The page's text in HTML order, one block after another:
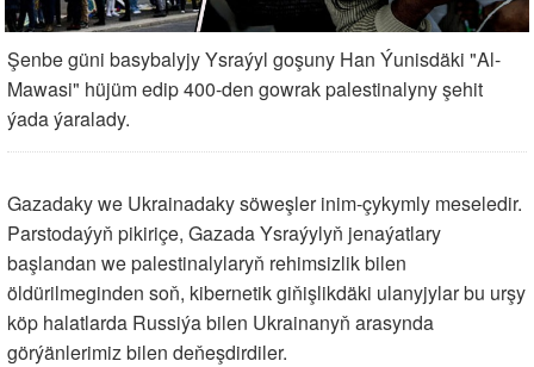
Şenbe güni basybalyjy Ysraýyl goşuny Han Ýunisdäki "Al-
Mawasi" hüjüm edip 400-den gowrak palestinalyny şehit
ýada ýaralady.
Gazadaky we Ukrainadaky söweşler inim-çykymly meseledir.
Parstodaýyň pikiriçe, Gazada Ysraýylyň jenaýatlary
başlandan we palestinalylaryň rehimsizlik bilen
öldürilmeginden soň, kibernetik giňişlikdäki ulanyjylar bu urşy
köp halatlarda Russiýa bilen Ukrainanyň arasynda
görýänlerimiz bilen deňeşdirdiler.